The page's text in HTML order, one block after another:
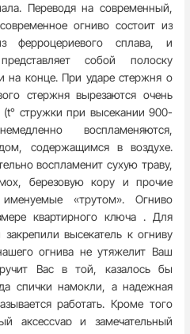
Переводя на современный,
огниво состоит из
ферроцериевого сплава, и
собой полоску
на конце. При ударе стержня о
стержня вырезаются очень
стружки при высекании 900-
воспламеняются,
содержащимся в воздухе.
воспламенит сухую траву,
березовую кору и прочие
«трутом». Огниво
квартирного ключа . Для
высекатель к огниву
огнива не утяжелит Ваш
Вас в той, казалось бы
спички намокли, а надежная
работать. Кроме того
аксессуар и замечательный